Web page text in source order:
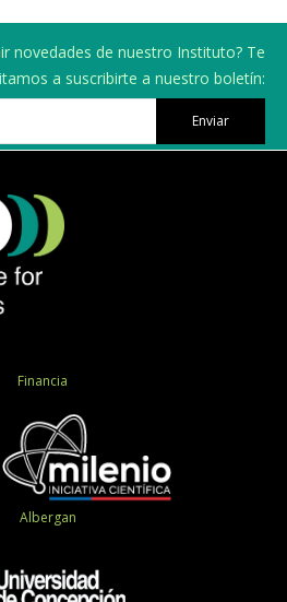
novedades de nuestro Instituto? Te
a suscribirte a nuestro boletín:
Enviar
Financia
Albergan